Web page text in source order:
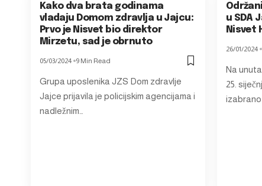
Kako dva brata godinama
vladaju Domom zdravlja u Jajcu:
Prvo je Nisvet bio direktor
Mirzetu, sad je obrnuto
05/03/2024 9 Min Read
Grupa uposlenika JZS Dom zdravlje
Jajce prijavila je policijskim agencijama i
nadležnim…
u SDA
Nisvet
26/01/2024
Na
25.
izabrano